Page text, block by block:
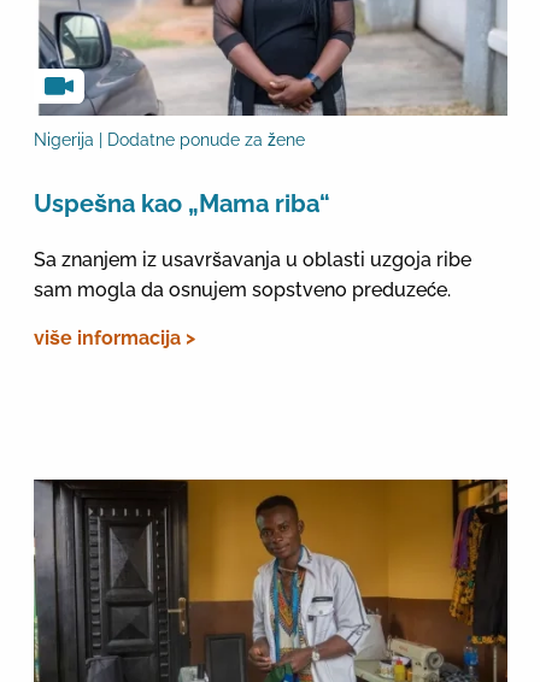
Nigerija | Dodatne ponude za žene
Uspešna kao „Mama riba“
Sa znanjem iz usavršavanja u oblasti uzgoja ribe
sam mogla da osnujem sopstveno preduzeće.
više informacija >